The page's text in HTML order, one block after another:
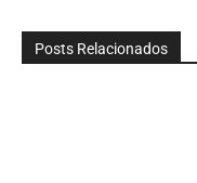
Posts Relacionados